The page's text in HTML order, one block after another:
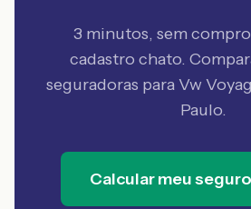
3 minutos, sem
cadastro chato.
seguradoras para Vw
Paulo.
Calcular meu